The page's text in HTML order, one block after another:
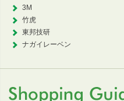
3M
竹虎
東邦技研
ナガイレーベン